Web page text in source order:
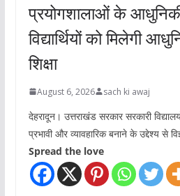
प्रयोगशालाओं के
विद्यार्थियों को मिलेगी
शिक्षा
August 6, 2026 sach ki awaj
देहरादून। उत्तराखंड सरकार सरकारी
प्रभावी और व्यावहारिक बनाने के उद्देश्य से
Spread the love